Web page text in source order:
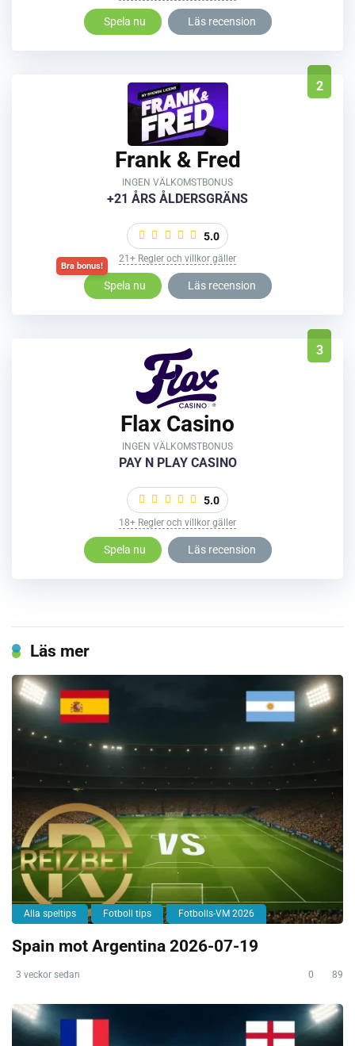
Spela nu Läs recension
2
Frank & Fred
INGEN VÄLKOMSTBONUS
+21 ÅRS ÅLDERSGRÄNS
5.0
21+ Regler och villkor gäller
Spela nu Läs recension
3
Flax Casino
INGEN VÄLKOMSTBONUS
PAY N PLAY CASINO
5.0
18+ Regler och villkor gäller
Spela nu Läs recension
Läs mer
Alla speltips Fotboll tips Fotbolls-VM 2026
Spain mot Argentina 2026-07-19
3 veckor sedan 0 89